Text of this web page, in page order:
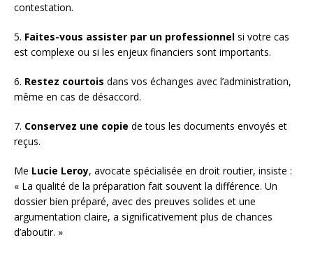
contestation.
5. Faites-vous assister par un professionnel si votre cas
est complexe ou si les enjeux financiers sont importants.
6. Restez courtois dans vos échanges avec l’administration,
même en cas de désaccord.
7. Conservez une copie de tous les documents envoyés et
reçus.
Me Lucie Leroy, avocate spécialisée en droit routier, insiste :
« La qualité de la préparation fait souvent la différence. Un
dossier bien préparé, avec des preuves solides et une
argumentation claire, a significativement plus de chances
d’aboutir. »